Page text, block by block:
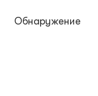
Обнаружение